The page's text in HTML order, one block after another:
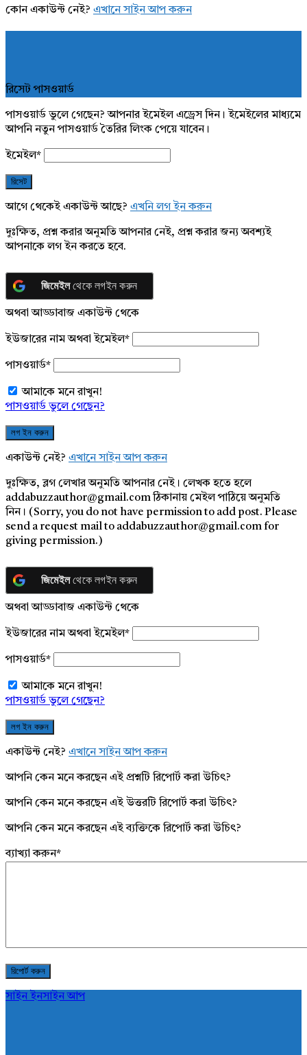
কোন একাউন্ট নেই? এখানে সাইন আপ করুন
রিসেট পাসওয়ার্ড
পাসওয়ার্ড ভুলে গেছেন? আপনার ইমেইল এড্রেস দিন। ইমেইলের মাধ্যমে
আপনি নতুন পাসওয়ার্ড তৈরির লিংক পেয়ে যাবেন।
ইমেইল*
আগে থেকেই একাউন্ট আছে? এখনি লগ ইন করুন
দুঃক্ষিত, প্রশ্ন করার অনুমতি আপনার নেই, প্রশ্ন করার জন্য অবশ্যই
আপনাকে লগ ইন করতে হবে.
জিমেইলথেকে লগইন করুন
অথবা আড্ডাবাজ একাউন্ট থেকে
ইউজারের নাম অথবা ইমেইল*
পাসওয়ার্ড*
আমাকে মনে রাখুন!
পাসওয়ার্ড ভুলে গেছেন?
একাউন্ট নেই? এখানে সাইন আপ করুন
দুঃক্ষিত, ব্লগ লেখার অনুমতি আপনার নেই। লেখক হতে হলে
addabuzzauthor@gmail.com ঠিকানায় মেইল পাঠিয়ে অনুমতি
নিন। (Sorry, you do not have permission to add post. Please
send a request mail to addabuzzauthor@gmail.com for
giving permission.)
জিমেইলথেকে লগইন করুন
অথবা আড্ডাবাজ একাউন্ট থেকে
ইউজারের নাম অথবা ইমেইল*
পাসওয়ার্ড*
আমাকে মনে রাখুন!
পাসওয়ার্ড ভুলে গেছেন?
একাউন্ট নেই? এখানে সাইন আপ করুন
আপনি কেন মনে করছেন এই প্রশ্নটি রিপোর্ট করা উচিৎ?
আপনি কেন মনে করছেন এই উত্তরটি রিপোর্ট করা উচিৎ?
আপনি কেন মনে করছেন এই ব্যক্তিকে রিপোর্ট করা উচিৎ?
ব্যাখ্যা করুন*
সাইন ইনসাইন আপ